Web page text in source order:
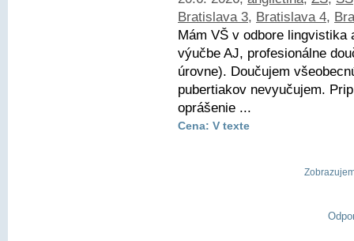
Bratislava 3, Bratislava 4,
Mám VŠ v odbore
výučbe AJ, profesionálne
úrovne). Doučujem
pubertiakov nevyučujem.
oprášenie ...
Cena: V texte